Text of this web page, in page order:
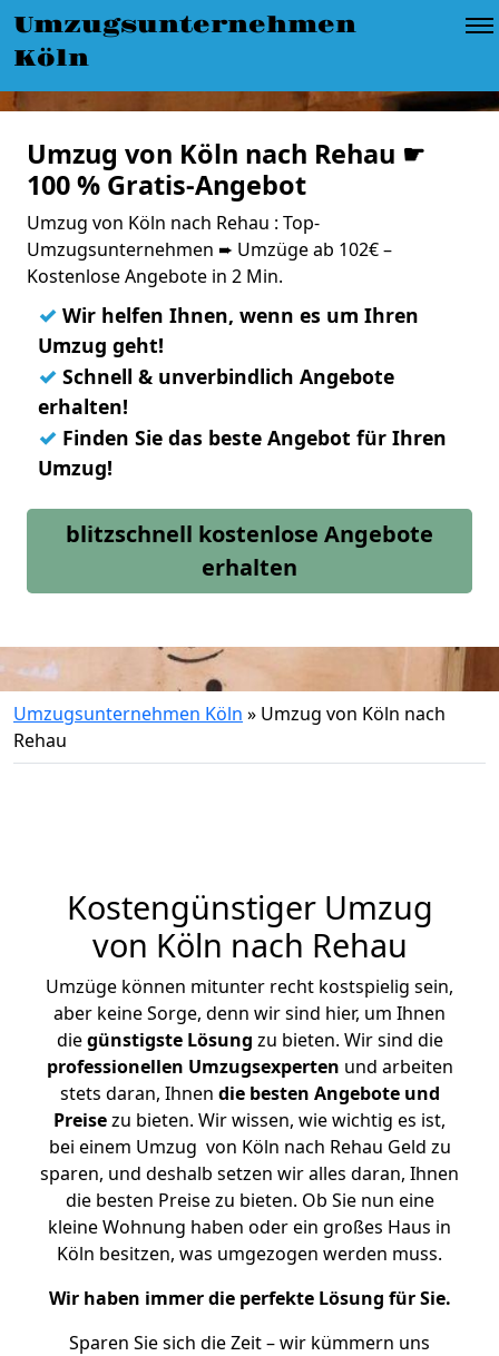
Umzugsunternehmen
Köln
Umzug von Köln nach Rehau ☛
100 % Gratis-Angebot
Umzug von Köln nach Rehau : Top-
Umzugsunternehmen ➨ Umzüge ab 102€ –
Kostenlose Angebote in 2 Min.
✓ Wir helfen Ihnen, wenn es um Ihren
Umzug geht!
✓ Schnell & unverbindlich Angebote
erhalten!
✓ Finden Sie das beste Angebot für Ihren
Umzug!
blitzschnell kostenlose Angebote
erhalten
Umzugsunternehmen Köln » Umzug von Köln nach
Rehau
Kostengünstiger Umzug
von Köln nach Rehau
Umzüge können mitunter recht kostspielig sein,
aber keine Sorge, denn wir sind hier, um Ihnen
diegünstigste Lösung zu bieten. Wir sind die
professionellen Umzugsexperten und arbeiten
stets daran, Ihnen die besten Angebote und
Preisezu bieten. Wir wissen, wie wichtig es ist,
bei einem Umzug von Köln nach Rehau Geld zu
sparen, und deshalb setzen wir alles daran, Ihnen
die besten Preise zu bieten. Ob Sie nun eine
kleine Wohnung haben oder ein großes Haus in
Köln besitzen, was umgezogen werden muss.
Wir haben immer die perfekte Lösung für Sie.
Sparen Sie sich die Zeit – wir kümmern uns